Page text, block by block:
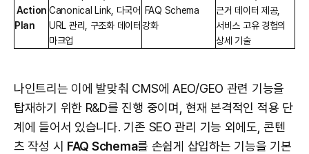
Action
Plan
Canonical Link, 다국어
URL 관리, 구조화 데이터
마크업
FAQ Schema
강화
근거 데이터 제공,
서비스 고유 경험의
상세 기술
나인트리는 이에 발맞춰 CMS에 AEO/GEO 관련 기능을
탑재하기 위한 R&D를 진행 중이며, 현재 본격적인 적용 단
계에 들어서 있습니다. 기존 SEO 관리 기능 외에도, 콘텐
츠 작성 시 FAQ Schema를 손쉽게 삽입하는 기능을 기본